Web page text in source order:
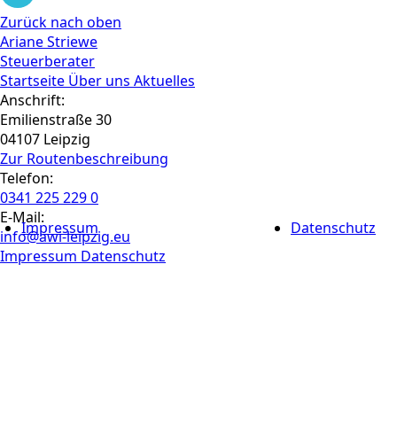
Impressum Datenschutz
Zurück nach oben
Ariane Striewe
Steuerberater
Startseite Über uns Aktuelles
Anschrift:
Emilienstraße 30
04107 Leipzig
Zur Routen­beschreibung
Telefon:
0341 225 229 0
E-Mail:
info@awi-leipzig.eu
Impressum Datenschutz